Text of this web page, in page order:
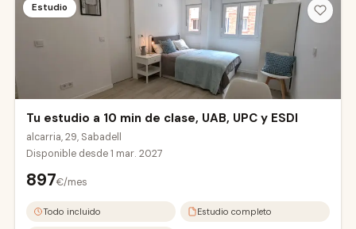
Estudio
Tu estudio a 10 min de clase, UAB, UPC y ESDI
alcarria, 29, Sabadell
Disponible desde1 mar. 2027
897€/mes
Todo incluido Estudio completo
UAB Campus